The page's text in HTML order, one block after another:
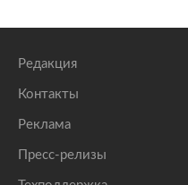
Редакция
Контакты
Реклама
Пресс-релизы